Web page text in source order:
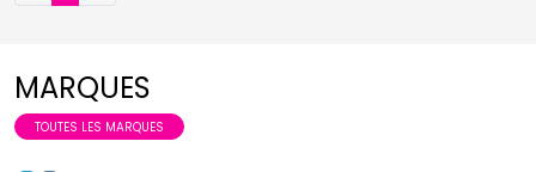
MARQUES
TOUTES LES MARQUES